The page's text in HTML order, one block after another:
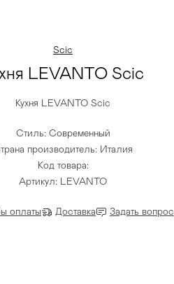
Scic
LEVANTO Scic
Кухня LEVANTO Scic
Стиль: Современный
производитель: Италия
Код товара:
Артикул: LEVANTO
оплаты Доставка Задать вопрос